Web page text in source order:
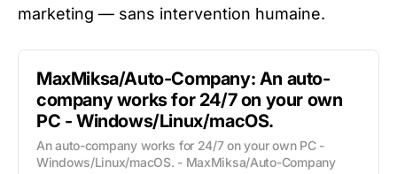
marketing — sans intervention humaine.
MaxMiksa/Auto-Company: An auto-
company works for 24/7 on your own
PC - Windows/Linux/macOS.
An auto-company works for 24/7 on your own PC -
Windows/Linux/macOS. - MaxMiksa/Auto-Company